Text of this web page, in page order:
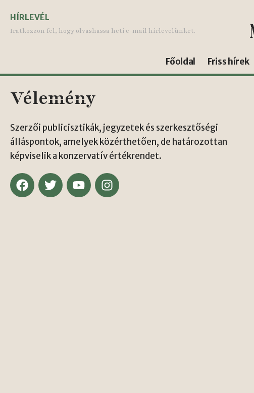
HÍRLEVÉL
Iratkozzon fel, hogy olvashassa heti e-mail hírlevelünket.
Főoldal Friss hírek
Vélemény
Szerzői publicisztikák, jegyzetek és szerkesztőségi
álláspontok, amelyek közérthetően, de határozottan
képviselik a konzervatív értékrendet.